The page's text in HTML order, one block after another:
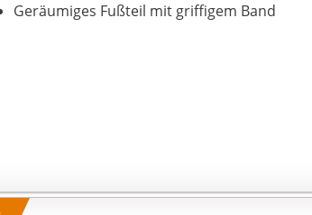
Geräumiges Fußteil mit griffigem Band